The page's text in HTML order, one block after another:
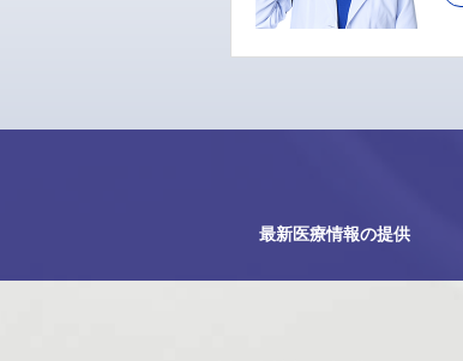
最新医療情報の提供